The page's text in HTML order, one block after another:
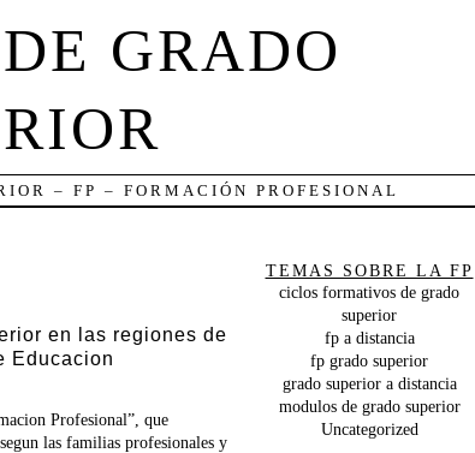
GRADO
– FP – FORMACIÓN PROFESIONAL
en las regiones de
Educacion
Profesional”, que
las familias profesionales y
TEMAS SOBRE LA FP
ciclos formativos de grado
superior
fp a distancia
fp grado superior
grado superior a distancia
modulos de grado superior
Uncategorized